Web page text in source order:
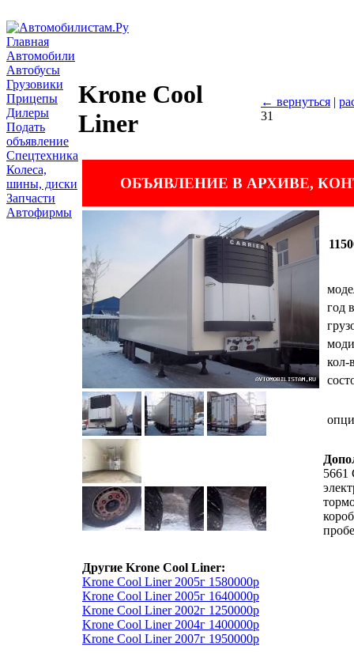
Главная
Автомобили
Автобусы
Грузовики
Прицепы
Дилеры
Подать
объявление
Спецтехника
Колеса,
шины, диски
Запчасти
Автофирмы
Krone Cool
Liner
← вернуться |
31
ОБЪЯВЛЕНИЕ В АРХИВЕ,
Другие Krone Cool Liner:
Krone Cool Liner 2005г 1580000р
Krone Cool Liner 2005г 1640000р
Krone Cool Liner 2002г 1250000р
Krone Cool Liner 2004г 1400000р
Krone Cool Liner 2007г 1950000р
год
кол-
5661